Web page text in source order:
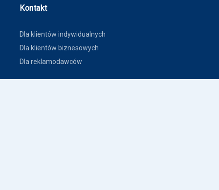
Kontakt
Dla klientów indywidualnych
Dla klientów biznesowych
Dla reklamodawców